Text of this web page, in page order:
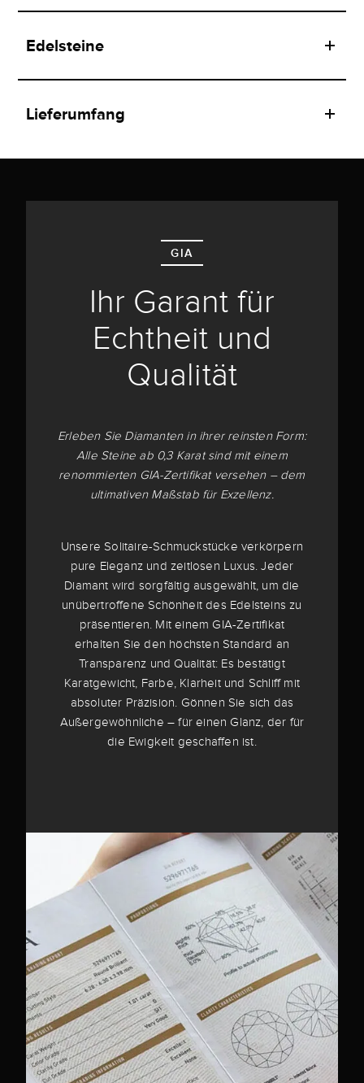
Edelsteine
Lieferumfang
GIA
Ihr Garant für
Echtheit und
Qualität
Erleben Sie Diamanten in ihrer reinsten Form:
Alle Steine ab 0,3 Karat sind mit einem
renommierten GIA-Zertifikat versehen – dem
ultimativen Maßstab für Exzellenz.
Unsere Solitaire-Schmuckstücke verkörpern
pure Eleganz und zeitlosen Luxus. Jeder
Diamant wird sorgfältig ausgewählt, um die
unübertroffene Schönheit des Edelsteins zu
präsentieren. Mit einem GIA-Zertifikat
erhalten Sie den höchsten Standard an
Transparenz und Qualität: Es bestätigt
Karatgewicht, Farbe, Klarheit und Schliff mit
absoluter Präzision. Gönnen Sie sich das
Außergewöhnliche – für einen Glanz, der für
die Ewigkeit geschaffen ist.